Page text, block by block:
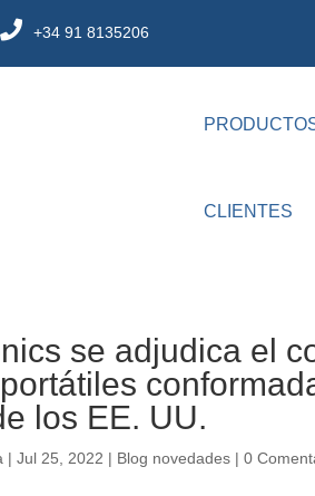
+34 91 8135206
CLIENTES
se adjudica el
los EE. UU.
|Jul 25, 2022 | Blog novedades |0